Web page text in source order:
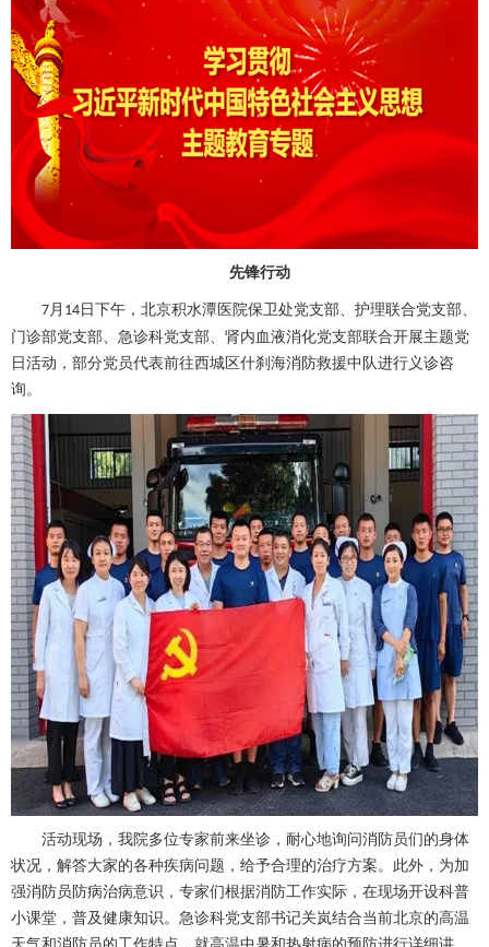
先锋行动
7月 14 日下午，北京积水潭医院保卫处党支部、护理联合党支部、
门诊部党支部、 急诊科党支部、肾内血液消化党支部联合开展主题党
日活动，部分党员代表前往西城区什刹海消防救援中队进行义诊咨
询。
活动现场，我院多位专家前来坐诊，耐心地询问消防员们的身体
状况，解答大家的各种疾病问题，给予合理的治疗方案。此外，为加
强消防员防病治病意识，专家们根据消防工作实际，在现场开设科普
小课堂，普及健康知识。 急诊科党支部书记关岚结合当前北京的高温